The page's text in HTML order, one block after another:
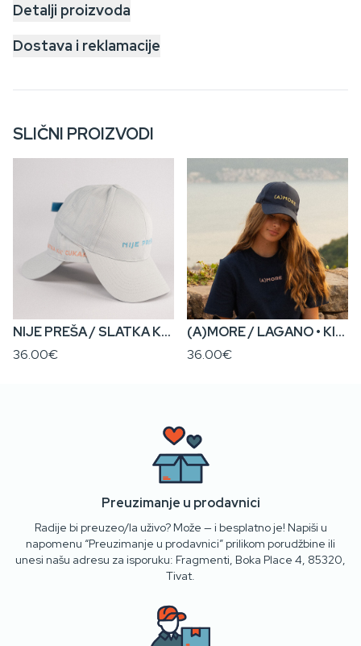
Detalji proizvoda
Dostava i reklamacije
SLIČNI PROIZVODI
NIJE PREŠA / SLATKA KA’ CUKAR • Klasičan Kačket
36.00€
(A)MORE / LAGANO • Klasični Kačket
36.00€
Preuzimanje u prodavnici
Radije bi preuzeo/la uživo? Može — i besplatno je! Napiši u
napomenu “Preuzimanje u prodavnici” prilikom porudžbine ili
unesi našu adresu za isporuku: Fragmenti, Boka Place 4, 85320,
Tivat.